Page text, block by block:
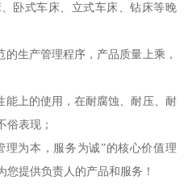
卧式车床、立式车床、钻床等晚
生产管理程序，产品质量上乘，
能上的使用，在耐腐蚀、耐压、耐
俗表现；
理为本，服务为诚”的核心价值理
提供负责人的产品和服务！